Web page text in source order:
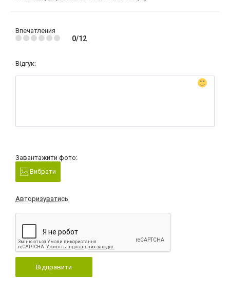
Впечатления
0/12
Відгук:
Завантажити фото:
Вибрати
Авторизуватись
Відправити